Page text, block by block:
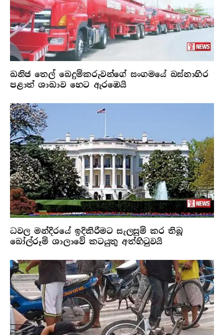
ඛනිජ තෙල් බෙදුම්කරුවන්ගේ සංගමයේ බස්නාහිර
පළාත් ශාඛාව හෙට ඇරඹෙයි
ධවල මන්දිරයේ ඉදිකිරීමට සැලසුම් කර තිබූ
බෝල්රූම් ශාලාවේ කටයුතු අත්හිටුවයි